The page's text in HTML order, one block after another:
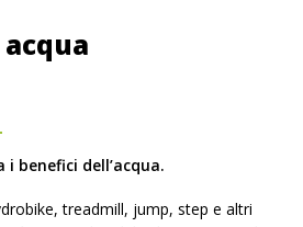
benefici dell’acqua.
treadmill, jump, step e altri